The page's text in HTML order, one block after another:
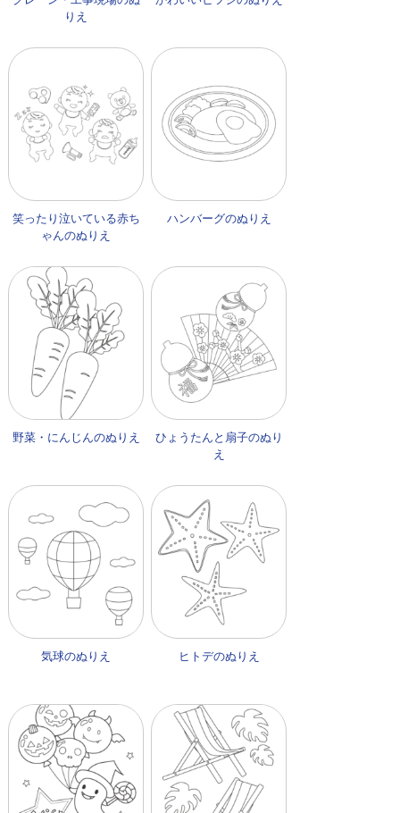
りえ
笑ったり泣いている赤ち
ゃんのぬりえ
ハンバーグのぬりえ
野菜・にんじんのぬりえ
ひょうたんと扇子のぬり
え
気球のぬりえ ヒトデのぬりえ